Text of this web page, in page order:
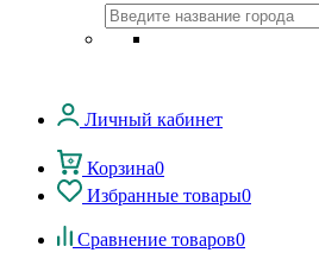
Личный кабинет
Корзина0
Избранные товары0
Сравнение товаров0